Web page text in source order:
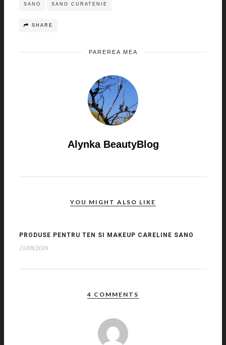
SANO SANO CURATENIE
SHARE
PAREREA MEA
Alynka BeautyBlog
YOU MIGHT ALSO LIKE
PRODUSE PENTRU TEN SI MAKEUP CARELINE SANO
13/08/2018
4 COMMENTS